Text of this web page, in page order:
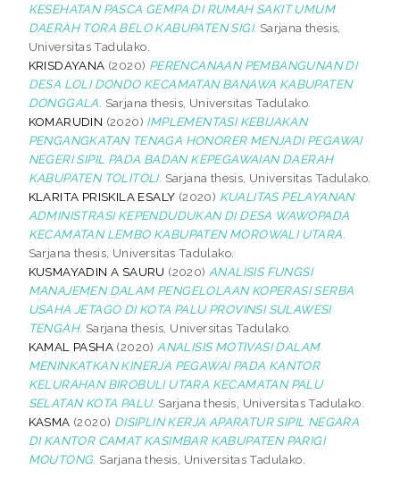
KESEHATAN PASCA GEMPA DI RUMAH SAKIT UMUM
DAERAH TORA BELO KABUPATEN SIGI. Sarjana thesis,
Universitas Tadulako.
KRISDAYANA (2020) PERENCANAAN PEMBANGUNAN DI
DESA LOLI DONDO KECAMATAN BANAWA KABUPATEN
DONGGALA. Sarjana thesis, Universitas Tadulako.
KOMARUDIN (2020) IMPLEMENTASI KEBIJAKAN
PENGANGKATAN TENAGA HONORER MENJADI PEGAWAI
NEGERI SIPIL PADA BADAN KEPEGAWAIAN DAERAH
KABUPATEN TOLITOLI. Sarjana thesis, Universitas Tadulako.
KLARITA PRISKILA ESALY (2020) KUALITAS PELAYANAN
ADMINISTRASI KEPENDUDUKAN DI DESA WAWOPADA
KECAMATAN LEMBO KABUPATEN MOROWALI UTARA.
Sarjana thesis, Universitas Tadulako.
KUSMAYADIN A SAURU (2020) ANALISIS FUNGSI
MANAJEMEN DALAM PENGELOLAAN KOPERASI SERBA
USAHA JETAGO DI KOTA PALU PROVINSI SULAWESI
TENGAH. Sarjana thesis, Universitas Tadulako.
KAMAL PASHA (2020) ANALISIS MOTIVASI DALAM
MENINKATKAN KINERJA PEGAWAI PADA KANTOR
KELURAHAN BIROBULI UTARA KECAMATAN PALU
SELATAN KOTA PALU. Sarjana thesis, Universitas Tadulako.
KASMA (2020) DISIPLIN KERJA APARATUR SIPIL NEGARA
DI KANTOR CAMAT KASIMBAR KABUPATEN PARIGI
MOUTONG. Sarjana thesis, Universitas Tadulako.